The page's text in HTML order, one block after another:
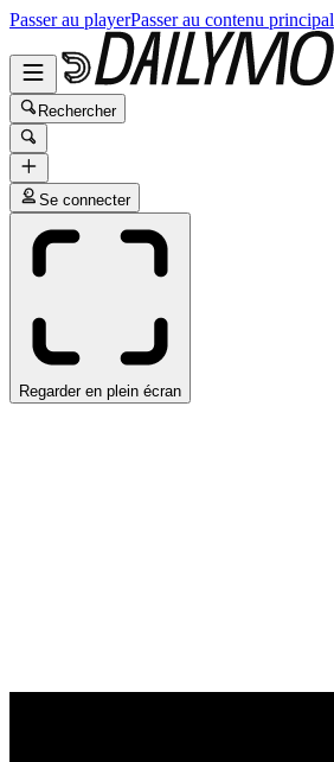
Passer au playerPasser au contenu principal
Rechercher
Se connecter
Regarder en plein écran